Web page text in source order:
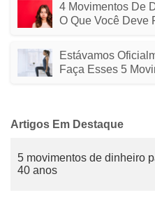
4 Movimentos De
O Que Você Deve
Estávamos
Faça Esses 5
Artigos Em Destaque
5 movimentos de dinheiro
40 anos